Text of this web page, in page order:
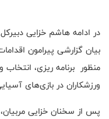
در ادامه هاشم خزایی
بیان گزارشی پیرامون
منظور برنامه ریزی،
ورزشکاران در بازی‌های
پس از سخنان خزایی